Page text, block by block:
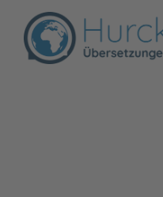
Inhalt
springen